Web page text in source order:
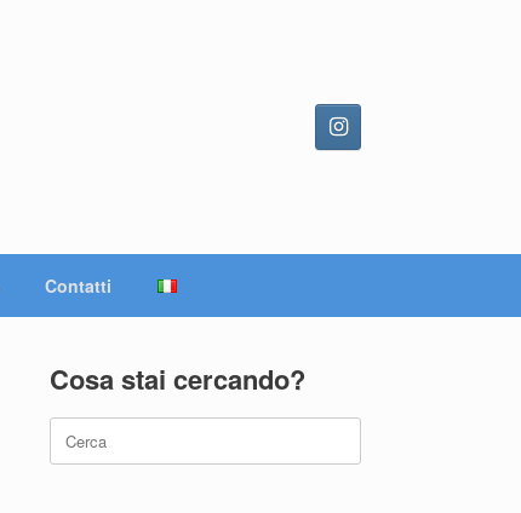
Contatti
Cosa stai cercando?
Ricerca
per: